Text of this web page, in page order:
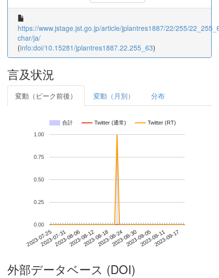
https://www.jstage.jst.go.jp/article/jplantres1887/22/255/
char/ja/
(info:doi/10.15281/jplantres1887.22.255_63)
言及状況
変動（ピーク前後） 変動（月別） 分布
合計 Twitter (通常) Twitter (RT)
2023-07-252023-07-312023-08-062023-08-122023-08-182023-08-242023-08-302023-09-052023-09-112023-09-17
0.00
0.25
0.50
0.75
1.00
外部データベース (DOI)